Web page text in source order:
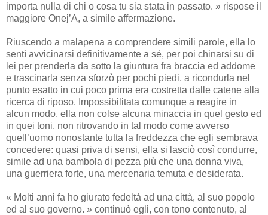
importa nulla di chi o cosa tu sia stata in passato. » rispose il
maggiore Onej’A, a simile affermazione.
Riuscendo a malapena a comprendere simili parole, ella lo
sentì avvicinarsi definitivamente a sé, per poi chinarsi su di
lei per prenderla da sotto la giuntura fra braccia ed addome
e trascinarla senza sforzò per pochi piedi, a ricondurla nel
punto esatto in cui poco prima era costretta dalle catene alla
ricerca di riposo. Impossibilitata comunque a reagire in
alcun modo, ella non colse alcuna minaccia in quel gesto ed
in quei toni, non ritrovando in tal modo come avverso
quell’uomo nonostante tutta la freddezza che egli sembrava
concedere: quasi priva di sensi, ella si lasciò così condurre,
simile ad una bambola di pezza più che una donna viva,
una guerriera forte, una mercenaria temuta e desiderata.
« Molti anni fa ho giurato fedeltà ad una città, al suo popolo
ed al suo governo. » continuò egli, con tono contenuto, al